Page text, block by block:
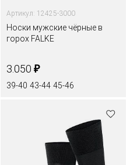
Артикул: 12425-3000
Носки мужские чёрные в
горох FALKE
3.050 ₽
39-40 43-44 45-46